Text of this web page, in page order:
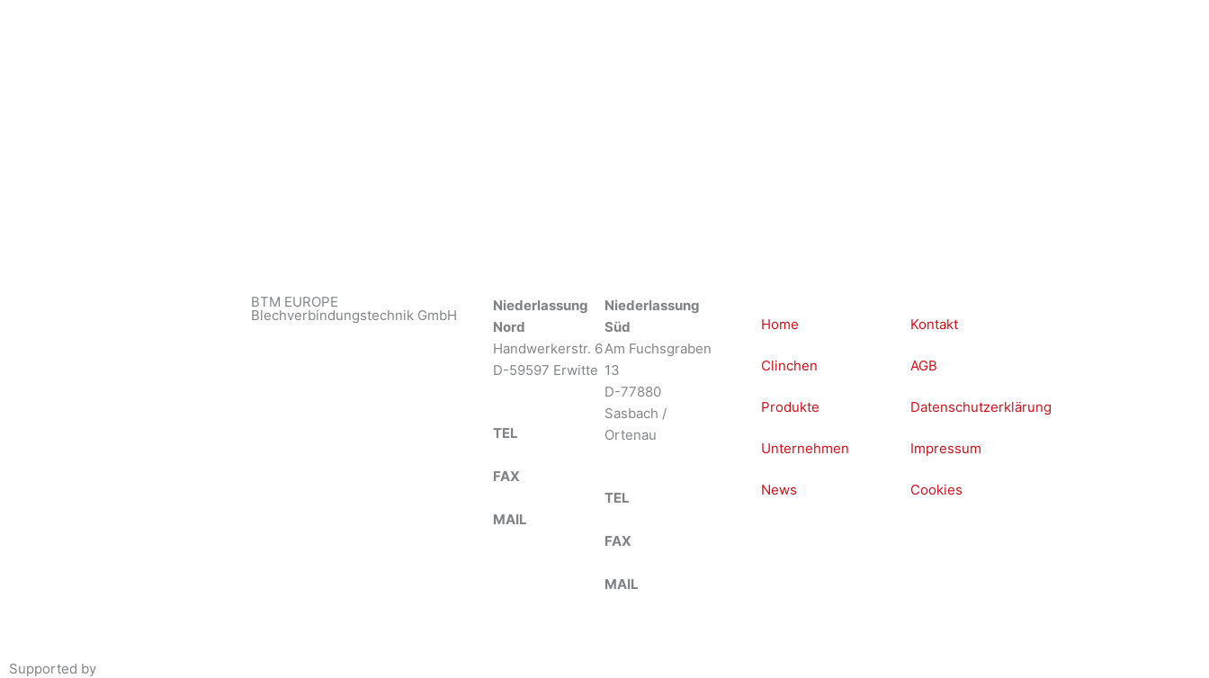
BTM EUROPE
Blechverbindungstechnik GmbH
Niederlassung
Nord
Handwerkerstr. 6
D-59597 Erwitte
TEL
FAX
MAIL
Niederlassung
Süd
Am Fuchsgraben
13
D-77880
Sasbach /
Ortenau
TEL
FAX
MAIL
Home
Clinchen
Produkte
Unternehmen
News
Kontakt
AGB
Datenschutzerklärung
Impressum
Cookies
Supported by